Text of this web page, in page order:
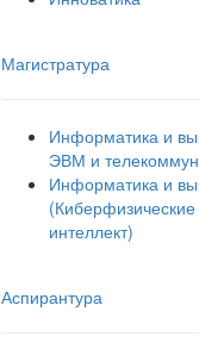
Магистратура
Информатика и
ЭВМ и
Информатика и
интеллект)
Аспирантура